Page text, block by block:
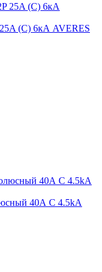
(C) 6кА AVERES
40А С 4.5kA